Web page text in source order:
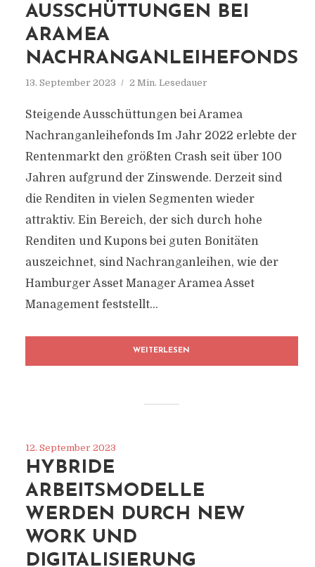
AUSSCHÜTTUNGEN BEI
ARAMEA
NACHRANGANLEIHEFONDS
13. September 2023 2 Min. Lesedauer
Steigende Ausschüttungen bei Aramea
Nachranganleihefonds Im Jahr 2022 erlebte der
Rentenmarkt den größten Crash seit über 100
Jahren aufgrund der Zinswende. Derzeit sind
die Renditen in vielen Segmenten wieder
attraktiv. Ein Bereich, der sich durch hohe
Renditen und Kupons bei guten Bonitäten
auszeichnet, sind Nachranganleihen, wie der
Hamburger Asset Manager Aramea Asset
Management feststellt...
WEITERLESEN
12. September 2023
HYBRIDE
ARBEITSMODELLE
WERDEN DURCH NEW
WORK UND
DIGITALISIERUNG